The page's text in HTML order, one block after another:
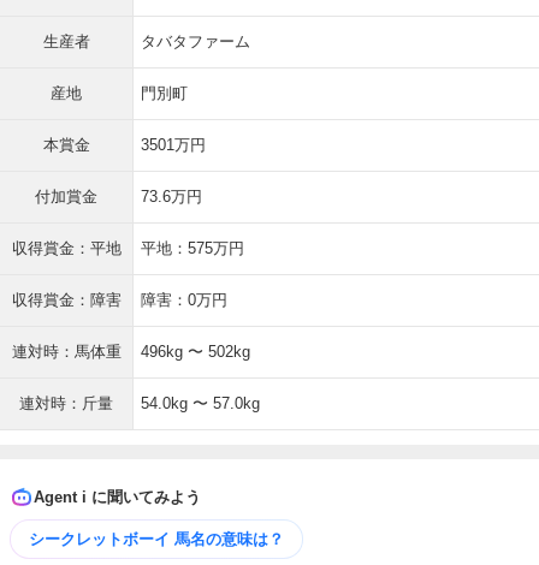
生産者 タバタファーム
産地 門別町
本賞金 3501万円
付加賞金 73.6万円
収得賞金：平地 平地：575万円
収得賞金：障害 障害：0万円
連対時：馬体重 496kg 〜 502kg
連対時：斤量 54.0kg 〜 57.0kg
Agent i に聞いてみよう
シークレットボーイ 馬名の意味は？